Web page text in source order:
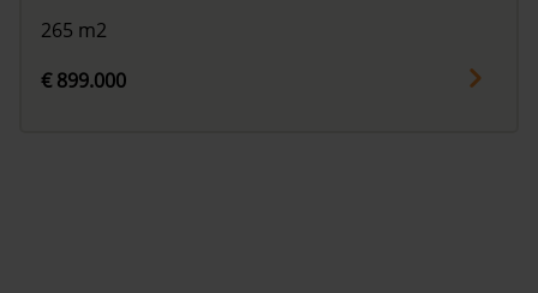
265 m2
€ 899.000